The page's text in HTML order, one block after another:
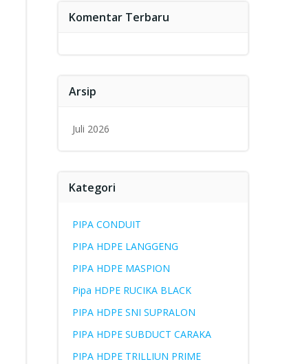
Komentar Terbaru
Arsip
Juli 2026
Kategori
PIPA CONDUIT
PIPA HDPE LANGGENG
PIPA HDPE MASPION
Pipa HDPE RUCIKA BLACK
PIPA HDPE SNI SUPRALON
PIPA HDPE SUBDUCT CARAKA
PIPA HDPE TRILLIUN PRIME